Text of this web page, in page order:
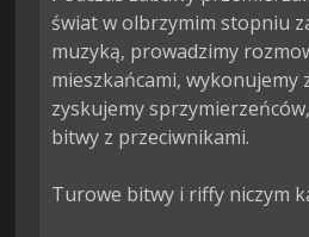
świat w olbrzymim stopniu
muzyką, prowadzimy
mieszkańcami, wykonujemy
zyskujemy
bitwy z przeciwnikami.
Turowe bitwy i riffy niczym